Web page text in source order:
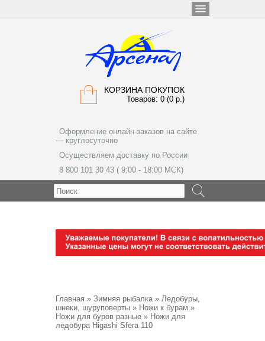
КОРЗИНА ПОКУПОК
Товаров: 0 (0 р.)
Оформление онлайн-заказов на сайте
— круглосуточно
Осуществляем доставку по России
8 800 101 30 43 ( 9:00 - 18:00 МСК)
Главная » Зимняя рыбалка» Ледобуры,
шнеки, шуруповерты » Ножи к бурам »
Ножи для буров разные » Ножи для
ледобура Higashi Sfera 110